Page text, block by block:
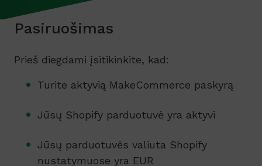
Pasiruošimas
Prieš diegdami įsitikinkite, kad:
Turite aktyvią MakeCommerce paskyrą
Jūsų Shopify parduotuvė yra aktyvi
Jūsų parduotuvės valiuta Shopify
nustatymuose yra EUR